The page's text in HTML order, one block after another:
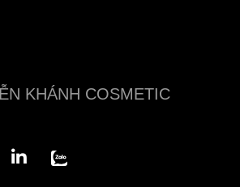
KHÁNH COSMETIC